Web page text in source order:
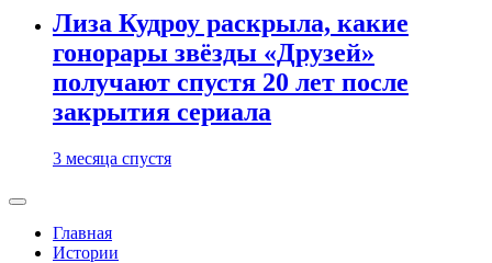
Лиза Кудроу раскрыла, какие
гонорары звёзды «Друзей»
получают спустя 20 лет после
закрытия сериала
3 месяца спустя
Главная
Истории